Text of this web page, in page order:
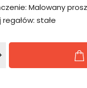
Malowany
regałów: stałe